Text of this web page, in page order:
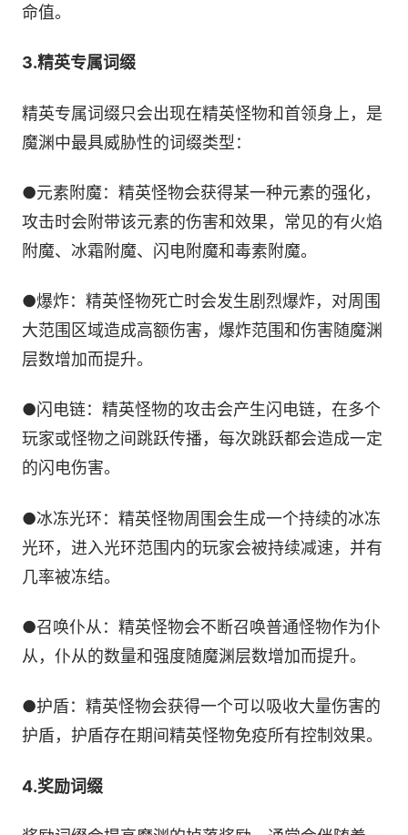
命值。
3.精英专属词缀
精英专属词缀只会出现在精英怪物和首领身上，是
魔渊中最具威胁性的词缀类型：
●元素附魔：精英怪物会获得某一种元素的强化，
攻击时会附带该元素的伤害和效果，常见的有火焰
附魔、冰霜附魔、闪电附魔和毒素附魔。
●爆炸：精英怪物死亡时会发生剧烈爆炸，对周围
大范围区域造成高额伤害，爆炸范围和伤害随魔渊
层数增加而提升。
●闪电链：精英怪物的攻击会产生闪电链，在多个
玩家或怪物之间跳跃传播，每次跳跃都会造成一定
的闪电伤害。
●冰冻光环：精英怪物周围会生成一个持续的冰冻
光环，进入光环范围内的玩家会被持续减速，并有
几率被冻结。
●召唤仆从：精英怪物会不断召唤普通怪物作为仆
从，仆从的数量和强度随魔渊层数增加而提升。
●护盾：精英怪物会获得一个可以吸收大量伤害的
护盾，护盾存在期间精英怪物免疫所有控制效果。
4.奖励词缀